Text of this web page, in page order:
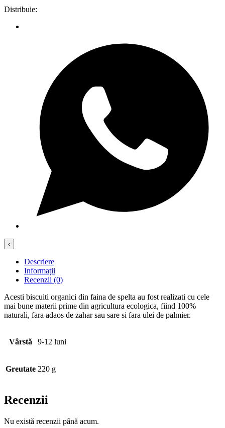
Distribuie:
‹
Descriere
Informații
Recenzii (0)
Acesti biscuiti organici din faina de spelta au fost realizati cu cele
mai bune materii prime din agricultura ecologica, fiind 100%
naturali, fara adaos de zahar sau sare si fara ulei de palmier.
Vârstă 9-12 luni
Greutate 220 g
Recenzii
Nu există recenzii până acum.